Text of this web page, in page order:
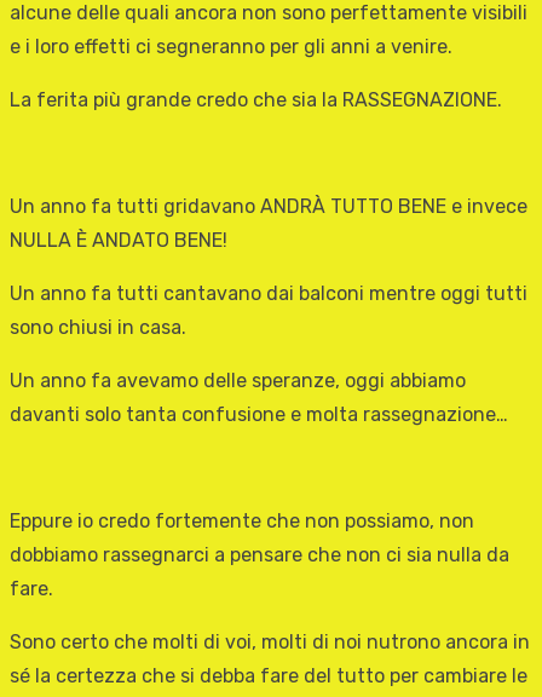
alcune delle quali ancora non sono perfettamente visibili
e i loro effetti ci segneranno per gli anni a venire.
La ferita più grande credo che sia la RASSEGNAZIONE.
Un anno fa tutti gridavano ANDRÀ TUTTO BENE e invece
NULLA È ANDATO BENE!
Un anno fa tutti cantavano dai balconi mentre oggi tutti
sono chiusi in casa.
Un anno fa avevamo delle speranze, oggi abbiamo
davanti solo tanta confusione e molta rassegnazione…
Eppure io credo fortemente che non possiamo, non
dobbiamo rassegnarci a pensare che non ci sia nulla da
fare.
Sono certo che molti di voi, molti di noi nutrono ancora in
sé la certezza che si debba fare del tutto per cambiare le